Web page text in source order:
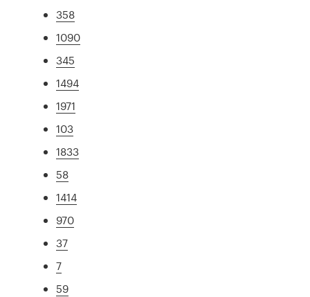
358
1090
345
1494
1971
103
1833
58
1414
970
37
7
59